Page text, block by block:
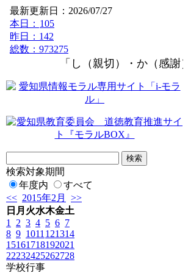
最新更新日：2026/07/27
本日： 105
昨日：142
総数：973275
「し（親切）・か（感謝
検索対象期間
年度内
すべて
<< 2015年2月
>>
日 月 火水木金土
1
2 3 4 5 6 7
8 9 1011 121314
15161718192021
22232425262728
学校行事